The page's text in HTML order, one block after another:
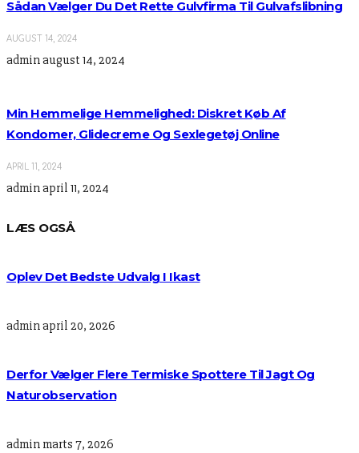
Sådan Vælger Du Det Rette Gulvfirma Til Gulvafslibning
AUGUST 14, 2024
adminaugust 14, 2024
Min Hemmelige Hemmelighed: Diskret Køb Af
Kondomer, Glidecreme Og Sexlegetøj Online
APRIL 11, 2024
adminapril 11, 2024
LÆS OGSÅ
Oplev Det Bedste Udvalg I Ikast
adminapril 20, 2026
Derfor Vælger Flere Termiske Spottere Til Jagt Og
Naturobservation
admin marts 7, 2026